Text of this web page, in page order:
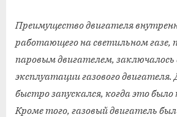
Преимущество двигателя
работающего на светильном газе,
паровым двигателем, заключалось
эксплуатации газового двигателя.
быстро запускался, когда это было
Кроме того, газовый двигатель был